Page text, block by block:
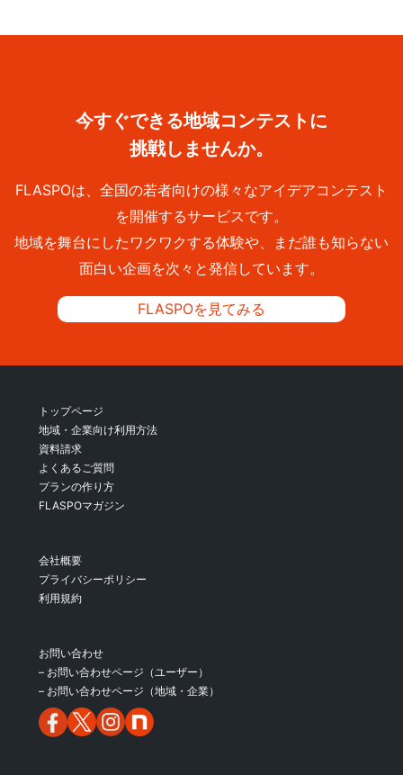
今すぐできる地域コンテストに
挑戦しませんか。
FLASPOは、全国の若者向けの様々なアイデアコンテスト
を開催するサービスです。
地域を舞台にしたワクワクする体験や、まだ誰も知らない
面白い企画を次々と発信しています。
FLASPOを見てみる
トップページ
地域・企業向け利用方法
資料請求
よくあるご質問
プランの作り方
FLASPOマガジン
会社概要
プライバシーポリシー
利用規約
お問い合わせ
– お問い合わせページ（ユーザー）
– お問い合わせページ（地域・企業）